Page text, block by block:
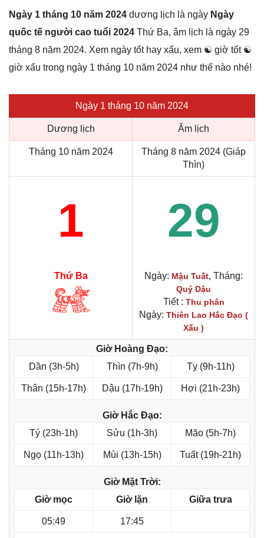
Ngày 1 tháng 10 năm 2024 dương lịch là ngày Ngày
quốc tế người cao tuổi 2024 Thứ Ba, âm lịch là ngày 29
tháng 8 năm 2024. Xem ngày tốt hay xấu, xem ☯ giờ tốt ☯
giờ xấu trong ngày 1 tháng 10 năm 2024 như thế nào nhé!
Ngày 1 tháng 10 năm 2024
Dương lịch Âm lịch
Tháng 10 năm 2024
Tháng 8 năm 2024 (Giáp
Thìn)
1 29
Thứ Ba Ngày: Mậu Tuất, Tháng:
Quý Dậu
Tiết : Thu phân
Ngày: Thiên Lao Hắc Đạo (
Xấu )
Giờ Hoàng Đạo:
Dần (3h-5h)
Thìn (7h-9h) Tỵ (9h-11h)
Thân (15h-17h) Dậu (17h-19h) Hợi (21h-23h)
Giờ Hắc Đạo:
Tý (23h-1h)
Sửu (1h-3h) Mão (5h-7h)
Ngọ (11h-13h) Mùi (13h-15h) Tuất (19h-21h)
Giờ Mặt Trời:
Giờ mọc
Giờ lặn Giữa trưa
05:49 17:45